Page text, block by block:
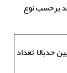
برحسب نوع
حدبالا تعداد